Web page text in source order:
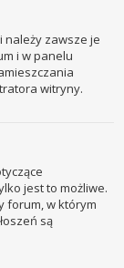
należy zawsze je
i w panelu
witryny.
jest to możliwe.
forum, w którym
są